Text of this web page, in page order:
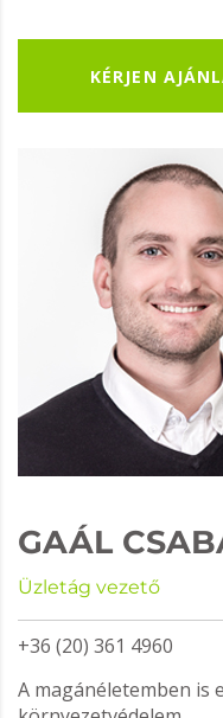
KÉRJEN
GAÁL
Üzletág vezető
+36 (20) 361 4960
A magánéletemben is